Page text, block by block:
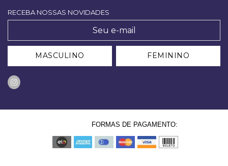
RECEBA NOSSAS NOVIDADES
MASCULINO FEMININO
FORMAS DE PAGAMENTO: